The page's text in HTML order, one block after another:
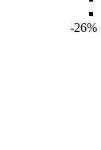
-26%